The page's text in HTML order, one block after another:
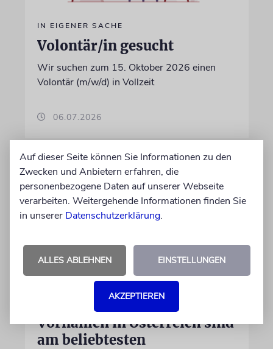
IN EIGENER SACHE
Volontär/in gesucht
Wir suchen zum 15. Oktober 2026 einen
Volontär (m/w/d) in Vollzeit
06.07.2026
Diese hebräischen
Vornamen in Österreich sind
am beliebtesten
Auf dieser Seite können Sie Informationen zu den
Zwecken und Anbietern erfahren, die
personenbezogene Daten auf unserer Webseite
verarbeiten. Weitergehende Informationen finden Sie
in unserer Datenschutzerklärung.
ALLES ABLEHNEN EINSTELLUNGEN
AKZEPTIEREN